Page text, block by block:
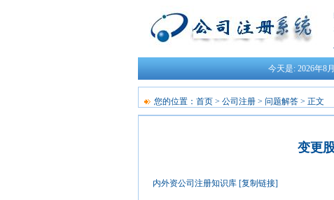
今天是: 2026年8
您的位置： 首页 > 公司注册 > 问题解答 > 正文
变更
内外资公司注册知识库 [复制链接]